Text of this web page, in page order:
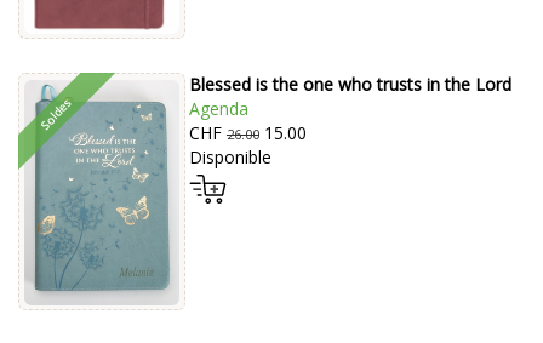
Blessed is the one who trusts in the Lord
Agenda
CHF 26.0015.00
Disponible